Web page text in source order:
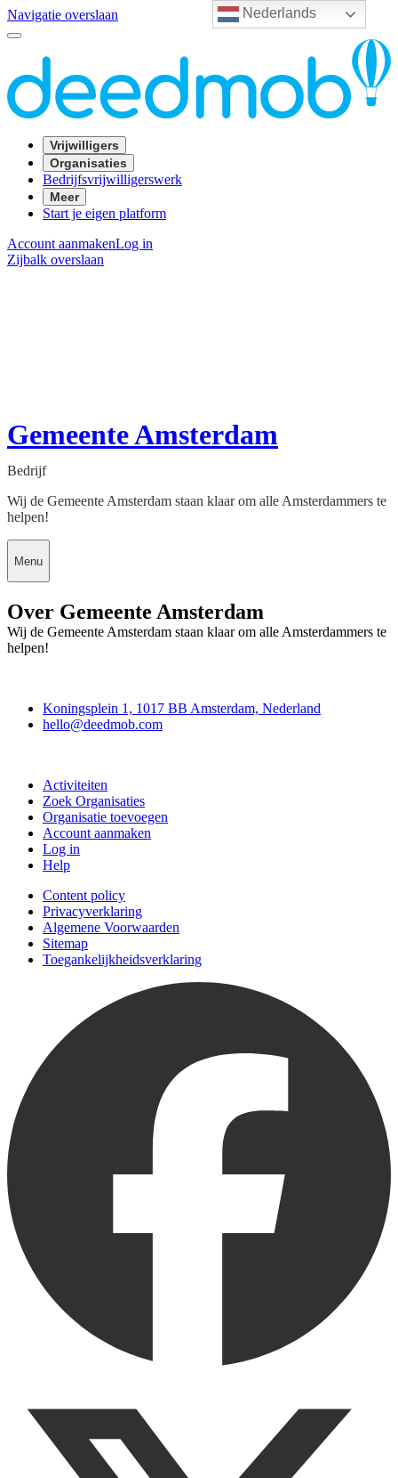
Nederlands
Navigatie overslaan
Vrijwilligers
Organisaties
Bedrijfsvrijwilligerswerk
Meer
Start je eigen platform
Account aanmakenLog in
Zijbalk overslaan
Gemeente Amsterdam
Bedrijf
Wij de Gemeente Amsterdam staan klaar om alle Amsterdammers te
helpen!
Menu
Over Gemeente Amsterdam
Wij de Gemeente Amsterdam staan klaar om alle Amsterdammers te
helpen!
Koningsplein 1, 1017 BB Amsterdam, Nederland
hello@deedmob.com
Activiteiten
Zoek Organisaties
Organisatie toevoegen
Account aanmaken
Log in
Help
Content policy
Privacyverklaring
Algemene Voorwaarden
Sitemap
Toegankelijkheidsverklaring